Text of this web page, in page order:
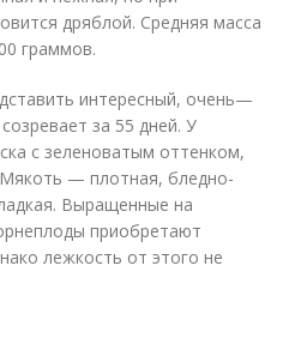
дряблой. Средняя масса
граммов.
интересный, очень—
за 55 дней. У
с зеленоватым оттенком,
— плотная, бледно-
Выращенные на
приобретают
лежкость от этого не